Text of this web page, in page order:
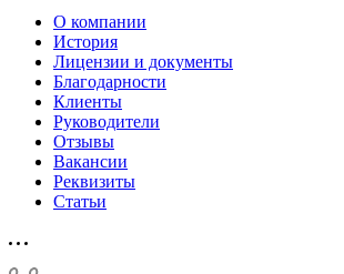
О компании
История
Лицензии и документы
Благодарности
Клиенты
Руководители
Отзывы
Вакансии
Реквизиты
Статьи